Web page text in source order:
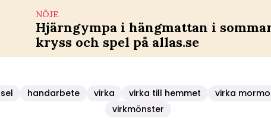
NÖJE
Hjärngympa i hängmattan i
kryss och spel på allas.se
handarbete virka virka till hemmet
virka
virkmönster